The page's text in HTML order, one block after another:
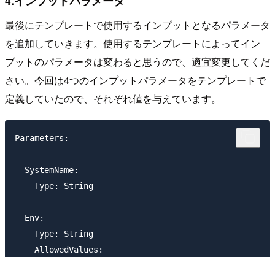
最後にテンプレートで使用するインプットとなるパラメータ
を追加していきます。使用するテンプレートによってイン
プットのパラメータは変わると思うので、適宜変更してくだ
さい。今回は4つのインプットパラメータをテンプレートで
定義していたので、それぞれ値を与えています。
Parameters:
  SystemName:
    Type: String
  Env:
    Type: String
    AllowedValues: